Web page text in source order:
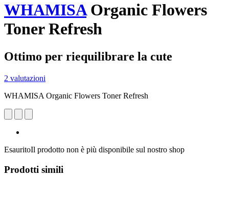
WHAMISAOrganic Flowers
Toner Refresh
Ottimo per riequilibrare la cute
2 valutazioni
WHAMISA Organic Flowers Toner Refresh
EsauritoIl prodotto non è più disponibile sul nostro shop
Prodotti simili